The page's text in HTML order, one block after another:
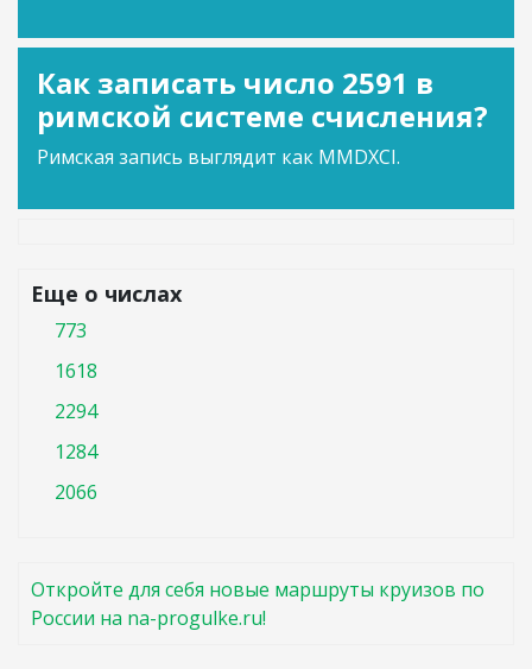
Как записать число 2591 в
римской системе счисления?
Римская запись выглядит как MMDXCI.
Еще о числах
773
1618
2294
1284
2066
Откройте для себя новые маршруты круизов по
России на na-progulke.ru!